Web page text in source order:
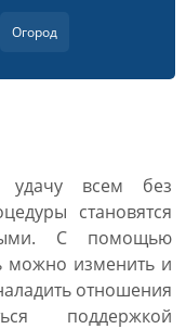
Огород
удачу всем без
становятся
С помощью
можно изменить и
отношения
поддержкой